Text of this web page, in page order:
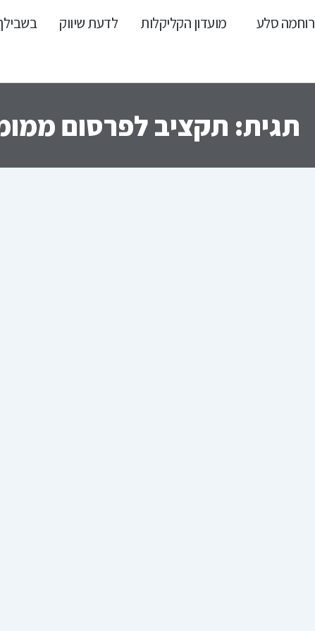
רוחמה סלע מועדון הקליקלות לדעת שיווק
תגית: תקציב לפרסום